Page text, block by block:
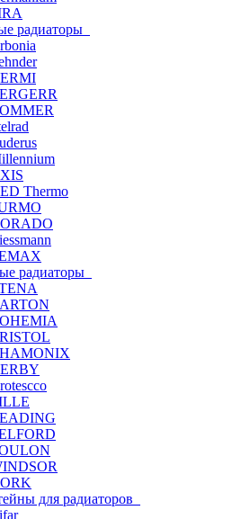
радиаторы
Thermo
радиаторы
для радиаторов